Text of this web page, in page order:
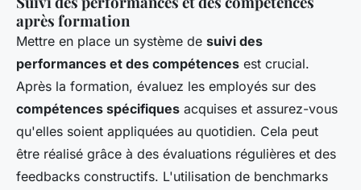
après formation
Mettre en place un système de suivi des
performances et des compétences est crucial.
Après la formation, évaluez les employés sur des
compétences spécifiques acquises et assurez-vous
qu'elles soient appliquées au quotidien. Cela peut
être réalisé grâce à des évaluations régulières et des
feedbacks constructifs. L'utilisation de benchmarks